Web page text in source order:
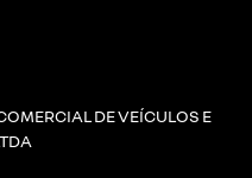
DE VEÍCULOS E